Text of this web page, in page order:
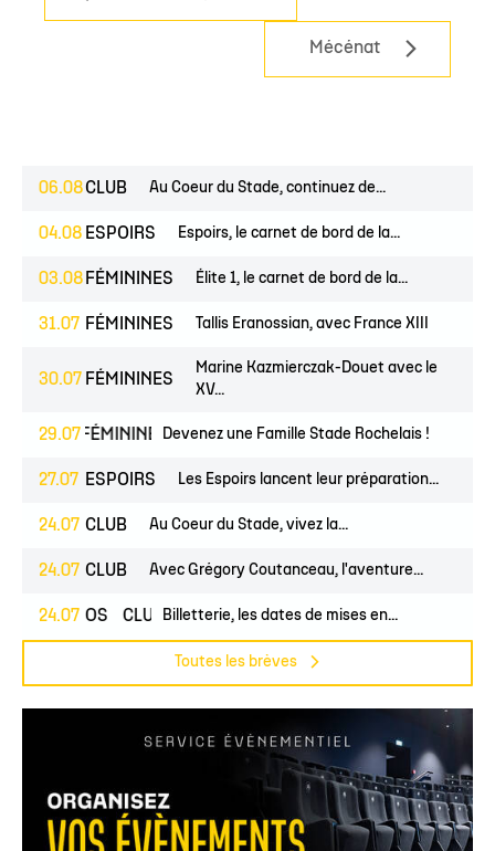
Mécénat
06.08CLUB Au Coeur du Stade, continuez de...
04.08 ESPOIRS Espoirs, le carnet de bord de la...
03.08 FÉMININES Élite 1, le carnet de bord de la...
31.07 FÉMININES Tallis Eranossian, avec France XIII
30.07 FÉMININES
Marine Kazmierczak-Douet avec le
XV...
29.07FÉMININES CLUB
Devenez une Famille Stade Rochelais !
27.07 ESPOIRS Les Espoirs lancent leur préparation...
24.07 CLUB Au Coeur du Stade, vivez la...
24.07 CLUB Avec Grégory Coutanceau, l'aventure...
24.07
PROS CLUB Billetterie, les dates de mises en...
Toutes les brèves